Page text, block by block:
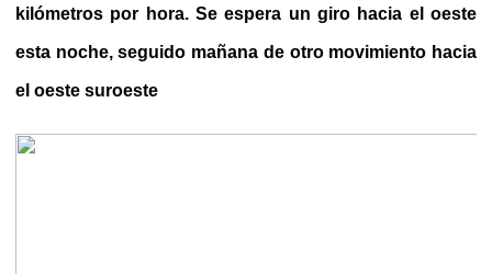
kilómetros por hora. Se espera un giro hacia el oeste
esta noche, seguido mañana de otro movimiento hacia
el oeste suroeste